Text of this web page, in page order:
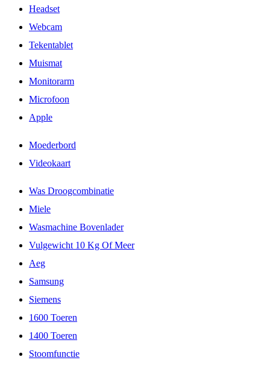
Headset
Webcam
Tekentablet
Muismat
Monitorarm
Microfoon
Apple
Moederbord
Videokaart
Was Droogcombinatie
Miele
Wasmachine Bovenlader
Vulgewicht 10 Kg Of Meer
Aeg
Samsung
Siemens
1600 Toeren
1400 Toeren
Stoomfunctie